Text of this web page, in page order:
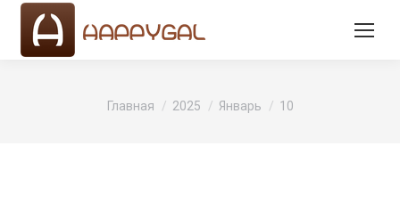
Вы здесь:
Главная 2025 Январь 10